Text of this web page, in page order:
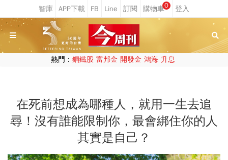
0
熱門： 鋼鐵股 富邦金 開發金 鴻海 升息
在死前想成為哪種人，就用一生去追
尋！沒有誰能限制你，最會綁住你的人
其實是自己？